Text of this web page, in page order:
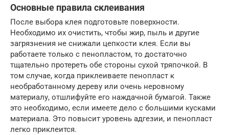
Основные правила склеивания
После выбора клея подготовьте поверхности.
Необходимо их очистить, чтобы жир, пыль и другие
загрязнения не снижали цепкости клея. Если вы
работаете только с пенопластом, то достаточно
тщательно протереть обе стороны сухой тряпочкой. В
том случае, когда приклеиваете пенопласт к
необработанному дереву или очень неровному
материалу, отшлифуйте его наждачной бумагой. Также
это необходимо, если имеете дело с большими кусками
материала. Это повысит уровень адгезии, и пенопласт
легко приклеится.